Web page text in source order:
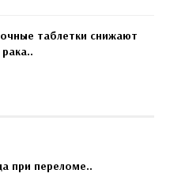
таблетки снижают
при переломе..